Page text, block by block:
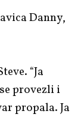
Danny,
“Ja
provezli i
propala. Ja